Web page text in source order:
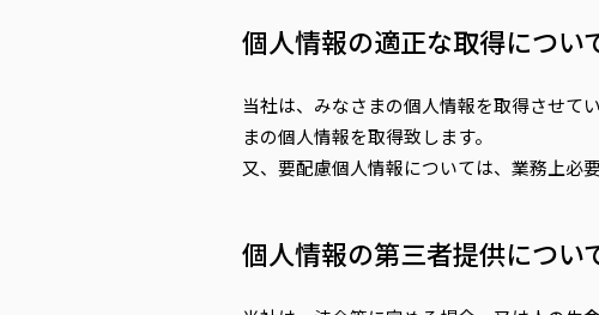
個人情報の適正な取得につい
当社は、みなさまの個人情報を取得させて
まの個人情報を取得致します。
又、要配慮個人情報については、業務上必
個人情報の第三者提供につい